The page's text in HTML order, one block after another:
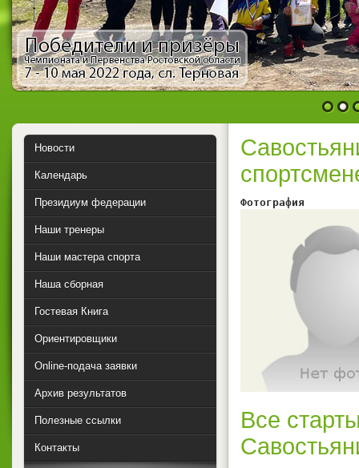
1 2
Фотография
Все
Новости
Календарь
Президиум федерации
Наши тренеры
Наши мастера спорта
Наша сборная
Гостевая Книга
Ориентировщики
Online-подача заявки
Архив результатов
Полезные ссылки
Контакты